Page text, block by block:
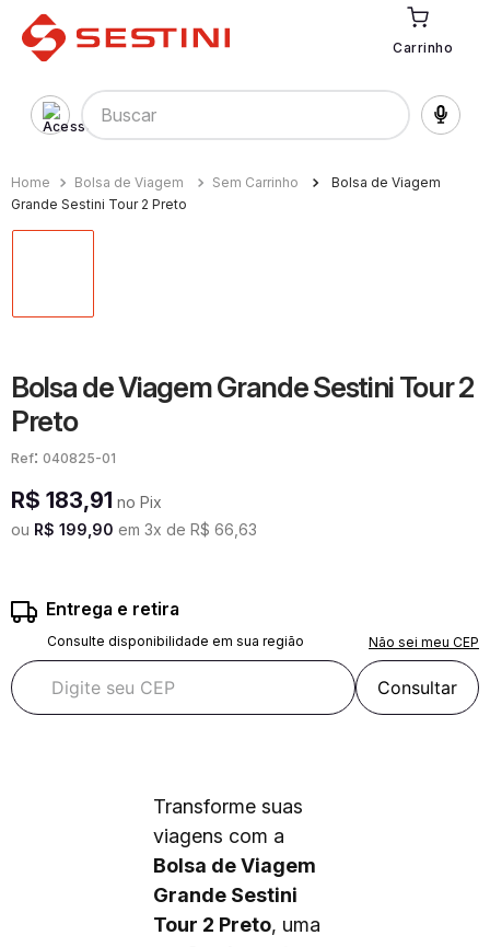
Carrinho
Buscar
Bolsa de Viagem Sem Carrinho
Bolsa de Viagem
Grande Sestini Tour 2 Preto
Bolsa de Viagem Grande Sestini Tour 2
Preto
: 040825-01
R$ 183,91 no Pix
ou R$ 199 90 em 3x de R$ 66 63
Entrega e retira
Consulte disponibilidade em sua região Não sei meu CEP
Consultar
Transforme suas
viagens com a
Bolsa de Viagem
Grande Sestini
Tour 2 Preto, uma